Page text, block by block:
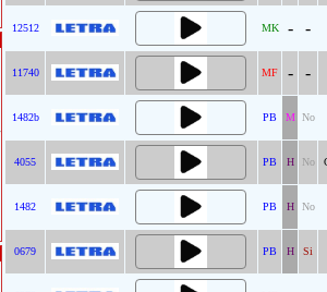
12512 MK - -
11740 MF - -
1482b PB M No
4055 PB H No
1482 PB H No
0679 PB H Si